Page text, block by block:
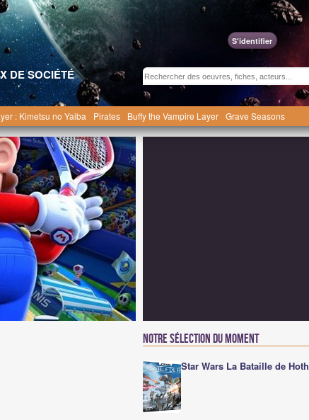
S'identifier
DE SOCIÉTÉ
: Kimetsu no Yaiba Pirates Buffy the Vampire Layer Grave Seasons
Notre sélection du moment
Star Wars La Bataille de Hoth